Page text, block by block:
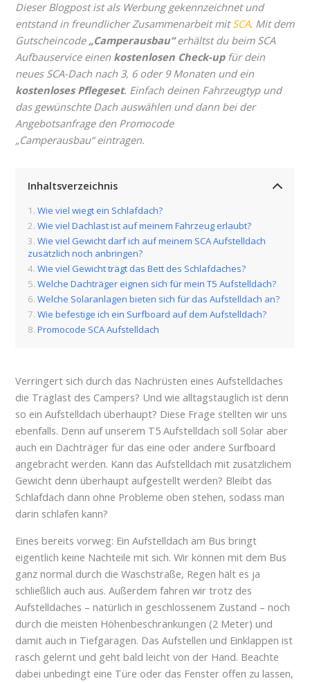
Dieser Blogpost ist als Werbung gekennzeichnet und
entstand in freundlicher Zusammenarbeit mitSCA. Mit dem
Gutscheincode „Camperausbau“erhältst du beim SCA
Aufbauservice einen kostenlosen Check-upfür dein
neues SCA-Dach nach 3, 6 oder 9 Monaten und ein
kostenloses Pflegeset. Einfach deinen Fahrzeugtyp und
das gewünschte Dach auswählen und dann bei der
Angebotsanfrage den Promocode
„Camperausbau“ eintragen.
Inhaltsverzeichnis
Wie viel wiegt ein Schlafdach?
Wie viel Dachlast ist auf meinem Fahrzeug erlaubt?
Wie viel Gewicht darf ich auf meinem SCA Aufstelldach
zusätzlich noch anbringen?
Wie viel Gewicht trägt das Bett des Schlafdaches?
Welche Dachträger eignen sich für mein T5 Aufstelldach?
Welche Solaranlagen bieten sich für das Aufstelldach an?
Wie befestige ich ein Surfboard auf dem Aufstelldach?
Promocode SCA Aufstelldach
Verringert sich durch das Nachrüsten eines Aufstelldaches
die Traglast des Campers? Und wie alltagstauglich ist denn
so ein Aufstelldach überhaupt? Diese Frage stellten wir uns
ebenfalls. Denn auf unserem T5 Aufstelldach soll Solar aber
auch ein Dachträger für das eine oder andere Surfboard
angebracht werden. Kann das Aufstelldach mit zusätzlichem
Gewicht denn überhaupt aufgestellt werden? Bleibt das
Schlafdach dann ohne Probleme oben stehen, sodass man
darin schlafen kann?
Eines bereits vorweg: Ein Aufstelldach am Bus bringt
eigentlich keine Nachteile mit sich. Wir können mit dem Bus
ganz normal durch die Waschstraße, Regen hält es ja
schließlich auch aus. Außerdem fahren wir trotz des
Aufstelldaches – natürlich in geschlossenem Zustand – noch
durch die meisten Höhenbeschränkungen (2 Meter) und
damit auch in Tiefgaragen. Das Aufstellen und Einklappen ist
rasch gelernt und geht bald leicht von der Hand. Beachte
dabei unbedingt eine Türe oder das Fenster offen zu lassen,